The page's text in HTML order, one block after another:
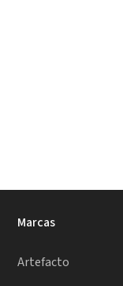
Marcas
Artefacto